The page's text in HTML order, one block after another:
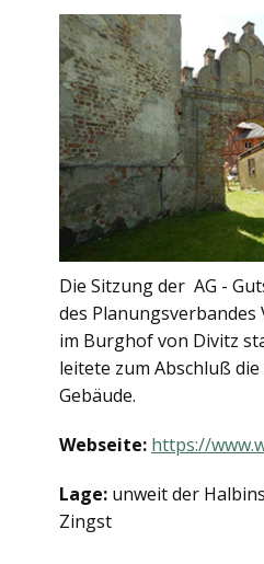
Die Sitzung der AG -
des
im Burghof von Divitz
leitete zum Abschluß
Gebäude.
Webseite: https://
Lage: unweit der
Zingst